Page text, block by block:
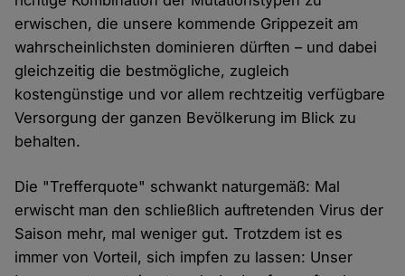
erwischen, die unsere kommende Grippezeit am
wahrscheinlichsten dominieren dürften – und dabei
gleichzeitig die bestmögliche, zugleich
kostengünstige und vor allem rechtzeitig verfügbare
Versorgung der ganzen Bevölkerung im Blick zu
behalten.
Die "Trefferquote" schwankt naturgemäß: Mal
erwischt man den schließlich auftretenden Virus der
Saison mehr, mal weniger gut. Trotzdem ist es
immer von Vorteil, sich impfen zu lassen: Unser